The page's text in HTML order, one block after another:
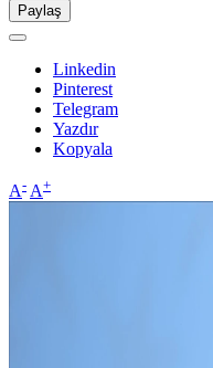
Paylaş
Linkedin
Pinterest
Telegram
Yazdır
Kopyala
A- A+